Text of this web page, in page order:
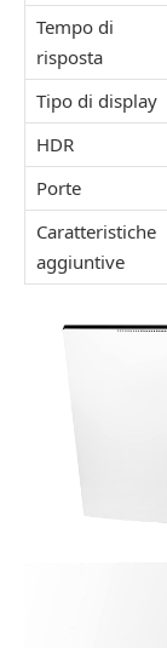
Tempo di
risposta
Tipo di display
HDR
Porte
Caratteristiche
aggiuntive